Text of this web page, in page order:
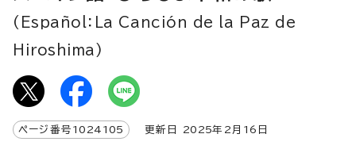
(Español：La Canción de la Paz de
Hiroshima)
ページ番号 1024105 更新日 2025年2月 16 日